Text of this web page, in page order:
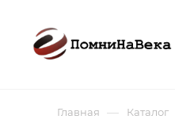
Главная — Каталог